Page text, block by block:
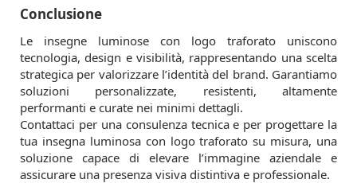
Conclusione
Le insegne luminose con logo traforato uniscono
tecnologia, design e visibilità, rappresentando una scelta
strategica per valorizzare l’identità del brand. Garantiamo
soluzioni personalizzate, resistenti, altamente
performanti e curate nei minimi dettagli.
Contattaci per una consulenza tecnica e per progettare la
tua insegna luminosa con logo traforato su misura, una
soluzione capace di elevare l’immagine aziendale e
assicurare una presenza visiva distintiva e professionale.